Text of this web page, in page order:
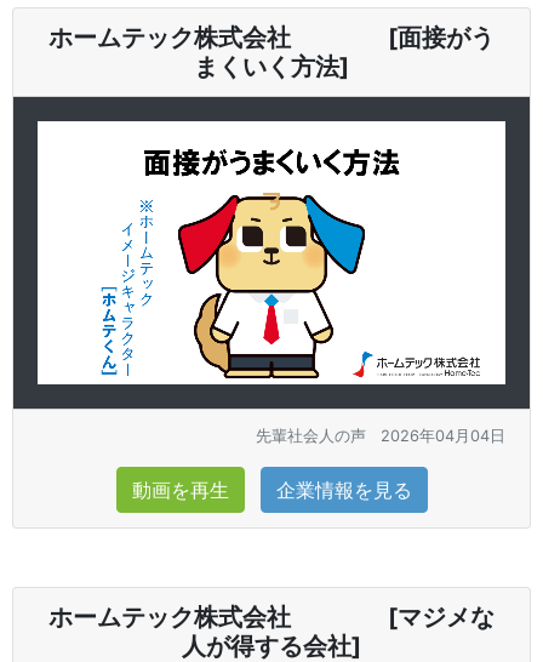
ホームテック株式会社 [面接がう
まくいく方法]
先輩社会人の声 2026年04月04日
動画を再生 企業情報を見る
ホームテック株式会社 [マジメな
人が得する会社]